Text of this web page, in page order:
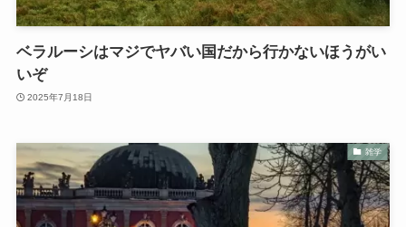
ベラルーシはマジでヤバい国だから行かないほうがい
いぞ
2025年7月18日
雑学